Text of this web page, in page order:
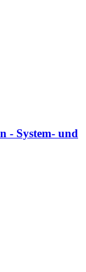
- System- und